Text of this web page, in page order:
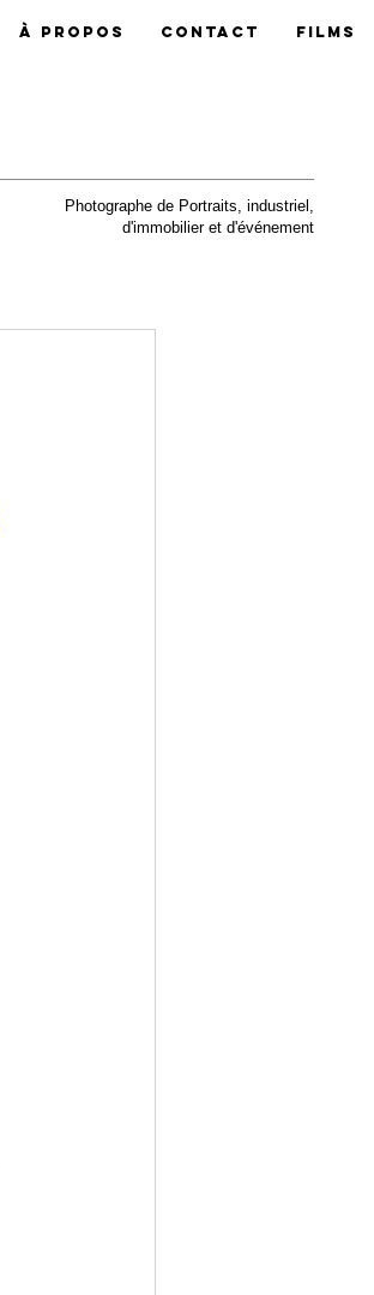
Photographe de Portraits, industriel,
d'immobilier et d'événement
À Propos Contact Films